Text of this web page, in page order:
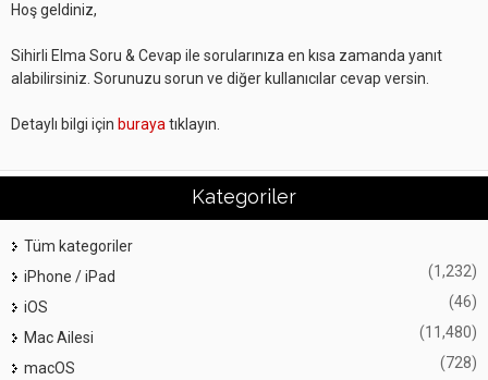
Hoş geldiniz,
Sihirli Elma Soru & Cevap ile sorularınıza en kısa zamanda yanıt
alabilirsiniz. Sorunuzu sorun ve diğer kullanıcılar cevap versin.
Detaylı bilgi için buraya tıklayın.
Kategoriler
Tüm kategoriler
iPhone / iPad
(1,232)
iOS (46)
Mac Ailesi (11,480)
macOS (728)